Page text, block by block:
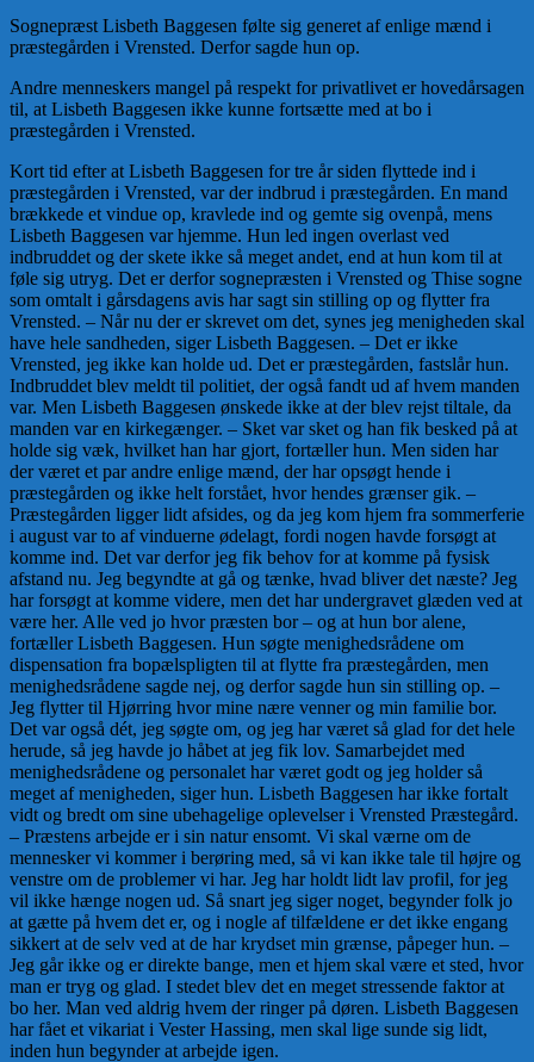
Sognepræst Lisbeth Baggesen følte sig generet af enlige mænd i
præstegården i Vrensted. Derfor sagde hun op.
Andre menneskers mangel på respekt for privatlivet er hovedårsagen
til, at Lisbeth Baggesen ikke kunne fortsætte med at bo i
præstegården i Vrensted.
Kort tid efter at Lisbeth Baggesen for tre år siden flyttede ind i
præstegården i Vrensted, var der indbrud i præstegården. En mand
brækkede et vindue op, kravlede ind og gemte sig ovenpå, mens
Lisbeth Baggesen var hjemme. Hun led ingen overlast ved
indbruddet og der skete ikke så meget andet, end at hun kom til at
føle sig utryg. Det er derfor sognepræsten i Vrensted og Thise sogne
som omtalt i gårsdagens avis har sagt sin stilling op og flytter fra
Vrensted. – Når nu der er skrevet om det, synes jeg menigheden skal
have hele sandheden, siger Lisbeth Baggesen. – Det er ikke
Vrensted, jeg ikke kan holde ud. Det er præstegården, fastslår hun.
Indbruddet blev meldt til politiet, der også fandt ud af hvem manden
var. Men Lisbeth Baggesen ønskede ikke at der blev rejst tiltale, da
manden var en kirkegænger. – Sket var sket og han fik besked på at
holde sig væk, hvilket han har gjort, fortæller hun. Men siden har
der været et par andre enlige mænd, der har opsøgt hende i
præstegården og ikke helt forstået, hvor hendes grænser gik. –
Præstegården ligger lidt afsides, og da jeg kom hjem fra sommerferie
i august var to af vinduerne ødelagt, fordi nogen havde forsøgt at
komme ind. Det var derfor jeg fik behov for at komme på fysisk
afstand nu. Jeg begyndte at gå og tænke, hvad bliver det næste? Jeg
har forsøgt at komme videre, men det har undergravet glæden ved at
være her. Alle ved jo hvor præsten bor – og at hun bor alene,
fortæller Lisbeth Baggesen. Hun søgte menighedsrådene om
dispensation fra bopælspligten til at flytte fra præstegården, men
menighedsrådene sagde nej, og derfor sagde hun sin stilling op. –
Jeg flytter til Hjørring hvor mine nære venner og min familie bor.
Det var også dét, jeg søgte om, og jeg har været så glad for det hele
herude, så jeg havde jo håbet at jeg fik lov. Samarbejdet med
menighedsrådene og personalet har været godt og jeg holder så
meget af menigheden, siger hun. Lisbeth Baggesen har ikke fortalt
vidt og bredt om sine ubehagelige oplevelser i Vrensted Præstegård.
– Præstens arbejde er i sin natur ensomt. Vi skal værne om de
mennesker vi kommer i berøring med, så vi kan ikke tale til højre og
venstre om de problemer vi har. Jeg har holdt lidt lav profil, for jeg
vil ikke hænge nogen ud. Så snart jeg siger noget, begynder folk jo
at gætte på hvem det er, og i nogle af tilfældene er det ikke engang
sikkert at de selv ved at de har krydset min grænse, påpeger hun. –
Jeg går ikke og er direkte bange, men et hjem skal være et sted, hvor
man er tryg og glad. I stedet blev det en meget stressende faktor at
bo her. Man ved aldrig hvem der ringer på døren. Lisbeth Baggesen
har fået et vikariat i Vester Hassing, men skal lige sunde sig lidt,
inden hun begynder at arbejde igen.